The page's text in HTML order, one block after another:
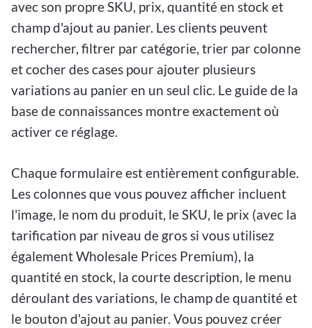
avec son propre SKU, prix, quantité en stock et
champ d'ajout au panier. Les clients peuvent
rechercher, filtrer par catégorie, trier par colonne
et cocher des cases pour ajouter plusieurs
variations au panier en un seul clic. Le guide de la
base de connaissances montre exactement où
activer ce réglage.
Chaque formulaire est entièrement configurable.
Les colonnes que vous pouvez afficher incluent
l'image, le nom du produit, le SKU, le prix (avec la
tarification par niveau de gros si vous utilisez
également Wholesale Prices Premium), la
quantité en stock, la courte description, le menu
déroulant des variations, le champ de quantité et
le bouton d'ajout au panier. Vous pouvez créer